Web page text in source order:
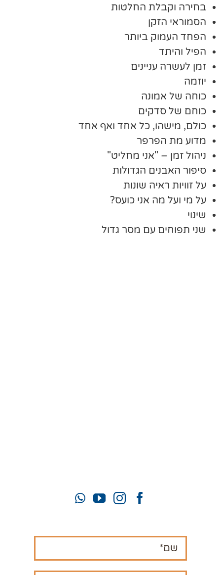
בחירה וקבלת החלטות
הסמוראי הזקן
הפחד העמוק ביותר
הפיל והיתד
זמן לעשרה עניינים
יוזמה
כוחה של אמונה
כוחם של סדקים
כולם, מישהו, כל אחד ואף אחד
מדוע מת הפרפר
ניהול זמן – "אני מחליט"
סיפור האבנים הגדולות
על זוויות ראיה שונות
על מי ועל מה אני כועס?
שינוי
שני תפוחים עם מסר גדול